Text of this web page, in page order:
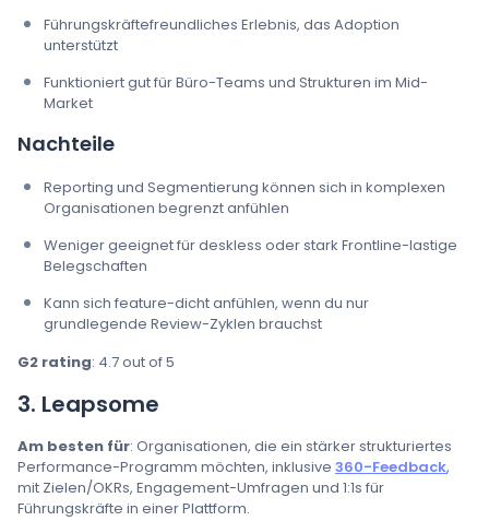
Führungskräftefreundliches Erlebnis, das Adoption
unterstützt
Funktioniert gut für Büro-Teams und Strukturen im Mid-
Market
Nachteile
Reporting und Segmentierung können sich in komplexen
Organisationen begrenzt anfühlen
Weniger geeignet für deskless oder stark Frontline-lastige
Belegschaften
Kann sich feature-dicht anfühlen, wenn du nur
grundlegende Review-Zyklen brauchst
G2 rating: 4.7 out of 5
3. Leapsome
Am besten für: Organisationen, die ein stärker strukturiertes
Performance-Programm möchten, inklusive 360-Feedback,
mit Zielen/OKRs, Engagement-Umfragen und 1:1s für
Führungskräfte in einer Plattform.